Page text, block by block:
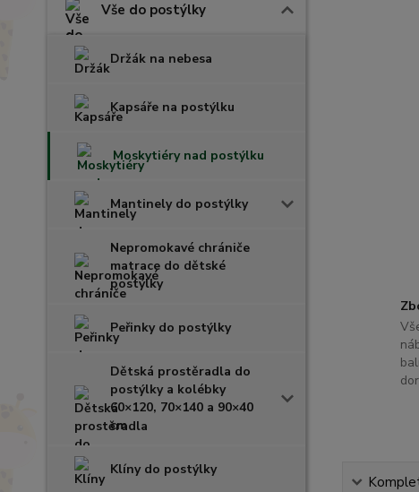
Vše do postýlky
Držák na nebesa
Kapsáře na postýlku
Moskytiéry nad postýlku
Mantinely do postýlky
Nepromokavé chrániče
matrace do dětské
postýlky
Peřinky do postýlky
Dětská prostěradla do
postýlky a kolébky
60×120, 70×140 a 90×40
cm
Klíny do postýlky